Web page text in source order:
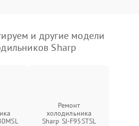
и другие модели
Sharp
Ремонт
холодильника
Sharp SJ-F95STSL